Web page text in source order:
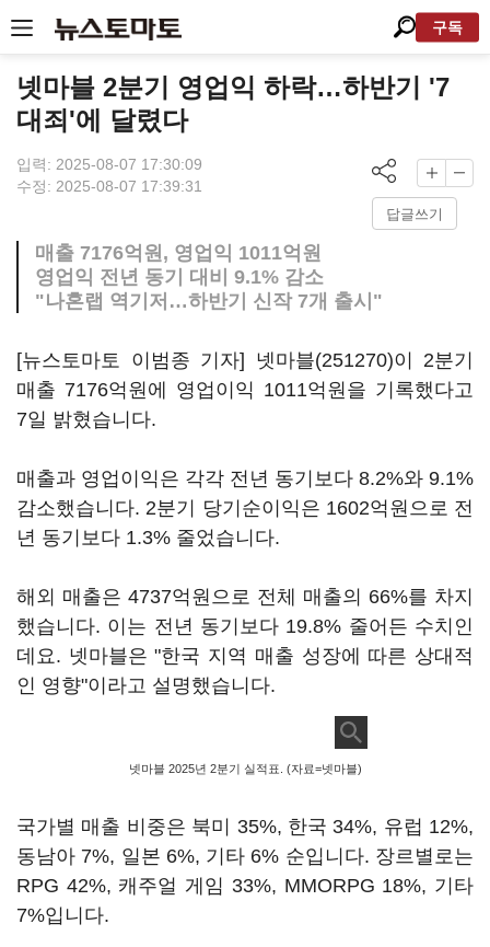
구독
넷마블 2분기 영업익 하락…하반기 '7
대죄'에 달렸다
입력: 2025-08-07 17:30:09
수정: 2025-08-07 17:39:31
답글쓰기
매출 7176억원, 영업익 1011억원
영업익 전년 동기 대비 9.1% 감소
"나혼랩 역기저…하반기 신작 7개 출시"
[뉴스토마토 이범종 기자] 넷마블(251270)이 2분기
매출 7176억원에 영업이익 1011억원을 기록했다고
7일 밝혔습니다.
매출과 영업이익은 각각 전년 동기보다 8.2%와 9.1%
감소했습니다. 2분기 당기순이익은 1602억원으로 전
년 동기보다 1.3% 줄었습니다.
해외 매출은 4737억원으로 전체 매출의 66%를 차지
했습니다. 이는 전년 동기보다 19.8% 줄어든 수치인
데요. 넷마블은 "한국 지역 매출 성장에 따른 상대적
인 영향"이라고 설명했습니다.
넷마블 2025년 2분기 실적표. (자료=넷마블)
국가별 매출 비중은 북미 35%, 한국 34%, 유럽 12%,
동남아 7%, 일본 6%, 기타 6% 순입니다. 장르별로는
RPG 42%, 캐주얼 게임 33%, MMORPG 18%, 기타
7%입니다.